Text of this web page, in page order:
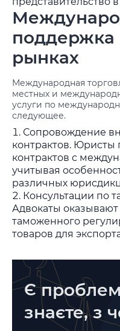
рынках
Международная
местных и
услуги по
следующее.
Сопровождение
контрактов. Юристы
контрактов с
учитывая
различных
Консультации по
Адвокаты
таможенного
товаров для
Є
знаєте, з